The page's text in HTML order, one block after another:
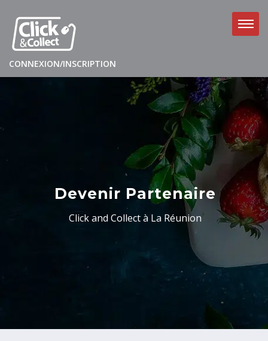
CONNEXION/INSCRIPTION
Devenir Partenaire
Click and Collect à La Réunion